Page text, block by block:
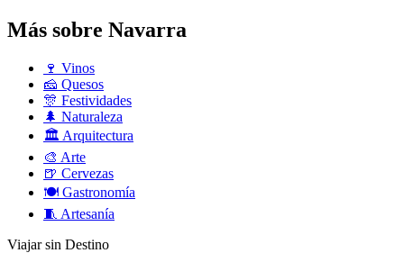
Más sobre Navarra
🍷 Vinos
🧀 Quesos
🎊 Festividades
🌲 Naturaleza
🏛️ Arquitectura
🎨 Arte
🍺 Cervezas
🍽️ Gastronomía
🧵 Artesanía
Viajar sin Destino